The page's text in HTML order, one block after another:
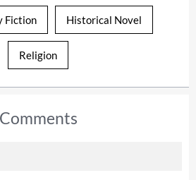
Fiction Historical Novel
Religion
Comments